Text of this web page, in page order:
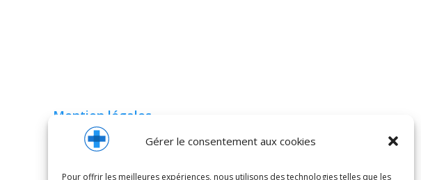
Gérer le consentement aux cookies
Pour offrir les meilleures expériences, nous utilisons des technologies telles que les
Mention légales
Conditions Générales
d’Utilisation (CGU)
préparation à la santé